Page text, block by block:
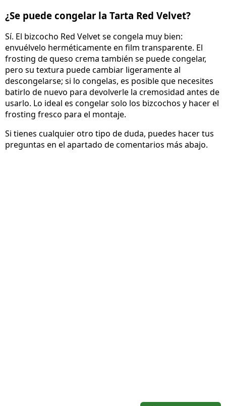
¿Se puede congelar la Tarta Red Velvet?
Sí. El bizcocho Red Velvet se congela muy bien:
envuélvelo herméticamente en film transparente. El
frosting de queso crema también se puede congelar,
pero su textura puede cambiar ligeramente al
descongelarse; si lo congelas, es posible que necesites
batirlo de nuevo para devolverle la cremosidad antes de
usarlo. Lo ideal es congelar solo los bizcochos y hacer el
frosting fresco para el montaje.
Si tienes cualquier otro tipo de duda, puedes hacer tus
preguntas en el apartado de comentarios más abajo.